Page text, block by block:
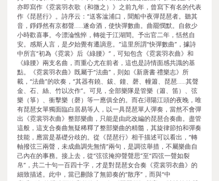
亦即寫作《霓裳羽衣歌（和微之）》之前九年，曾寫下有名的代表
作《琵琶行》。詩序云：“送客湓浦口，聞船中夜彈琵琶者。聽其
音，錚錚然有京都聲……遂命酒，使快彈數曲。曲罷憫默。自敘少
小時歡喜事。今漂淪憔悴，轉徙于江湖間。予出官二年，恬然自
安。感斯人言，是夕始覺有遷謫意。”這里所謂“快彈數曲”，據詩
中所言“初為《霓裳》后《綠腰》”，可知包含《霓裳羽衣曲》和
《綠腰》兩支名曲，而重心尤在前者，這也是詩情面感共識的基
點。《霓裳羽衣曲》既屬于“法曲”，則如《新唐書·禮樂志》所
載，“法曲”的吹奏，“其器有鐃、鈸、鐘、磬、幢簫、琵琶……其聲
金、石、絲、竹以次作”。可見，全部樂隊是管樂（簫、笛）、弦
樂（箏）、衝擊樂（磬）等一應俱全的。而在潯陽江頭的夜晚，唯
有琵琶女單獨面臨白居易等人，以一具琵琶單人彈奏，當然不會彈
出《霓裳羽衣曲》整部樂曲，只能是由此改編的琵琶合奏曲。盡管
這般，這支合奏曲無疑稀釋了整部樂曲的精髓，其旋律節拍和彈奏
技能，應當是基礎分歧的。從《琵琶行》相干描述可以看出，“轉
軸撥弦三兩聲，未成曲調先無情”兩句，是調弦舉措，不屬樂曲自
己內在的事務。接上去，從“弦弦掩抑聲聲思”至“四弦一聲如裂
帛”，共二十句一百四十字，才是對琵琶女合奏《霓裳羽衣曲》的
細致描述。此中，當已刪除了無節奏的“散序”，而與“中